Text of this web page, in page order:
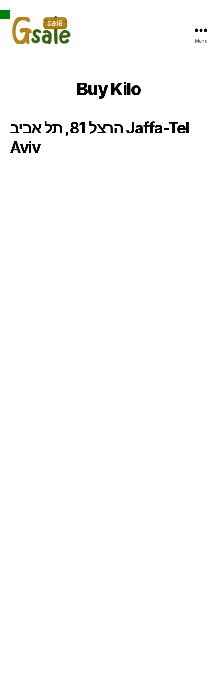
Open toolbar
Menu
Buy Kilo
הרצל 81, תל אביב Jaffa-Tel
Aviv